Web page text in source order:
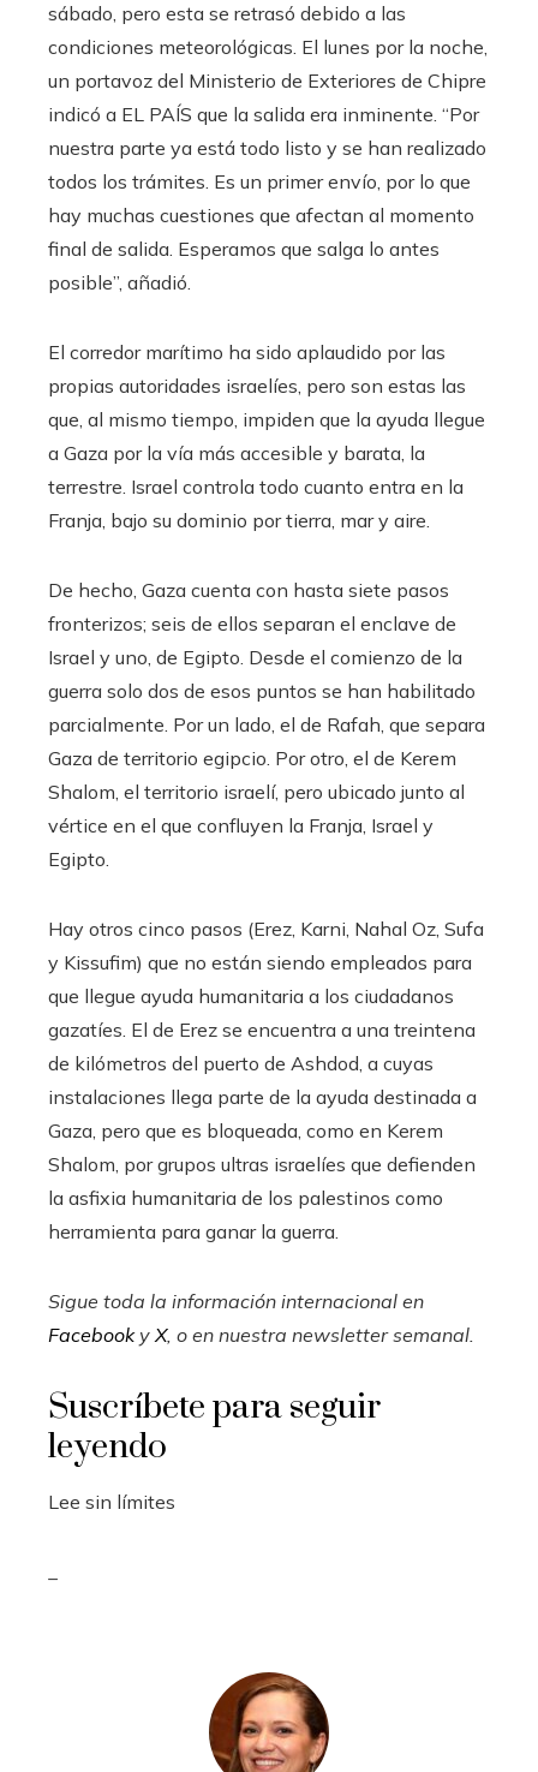
sábado, pero esta se retrasó debido a las
condiciones meteorológicas. El lunes por la noche,
un portavoz del Ministerio de Exteriores de Chipre
indicó a EL PAÍS que la salida era inminente. “Por
nuestra parte ya está todo listo y se han realizado
todos los trámites. Es un primer envío, por lo que
hay muchas cuestiones que afectan al momento
final de salida. Esperamos que salga lo antes
posible”, añadió.
El corredor marítimo ha sido aplaudido por las
propias autoridades israelíes, pero son estas las
que, al mismo tiempo, impiden que la ayuda llegue
a Gaza por la vía más accesible y barata, la
terrestre. Israel controla todo cuanto entra en la
Franja, bajo su dominio por tierra, mar y aire.
De hecho, Gaza cuenta con hasta siete pasos
fronterizos; seis de ellos separan el enclave de
Israel y uno, de Egipto. Desde el comienzo de la
guerra solo dos de esos puntos se han habilitado
parcialmente. Por un lado, el de Rafah, que separa
Gaza de territorio egipcio. Por otro, el de Kerem
Shalom, el territorio israelí, pero ubicado junto al
vértice en el que confluyen la Franja, Israel y
Egipto.
Hay otros cinco pasos (Erez, Karni, Nahal Oz, Sufa
y Kissufim) que no están siendo empleados para
que llegue ayuda humanitaria a los ciudadanos
gazatíes. El de Erez se encuentra a una treintena
de kilómetros del puerto de Ashdod, a cuyas
instalaciones llega parte de la ayuda destinada a
Gaza, pero que es bloqueada, como en Kerem
Shalom, por grupos ultras israelíes que defienden
la asfixia humanitaria de los palestinos como
herramienta para ganar la guerra.
Sigue toda la información internacional en
FacebookyX, o en nuestra newsletter semanal.
Suscríbete para seguir
leyendo
Lee sin límites